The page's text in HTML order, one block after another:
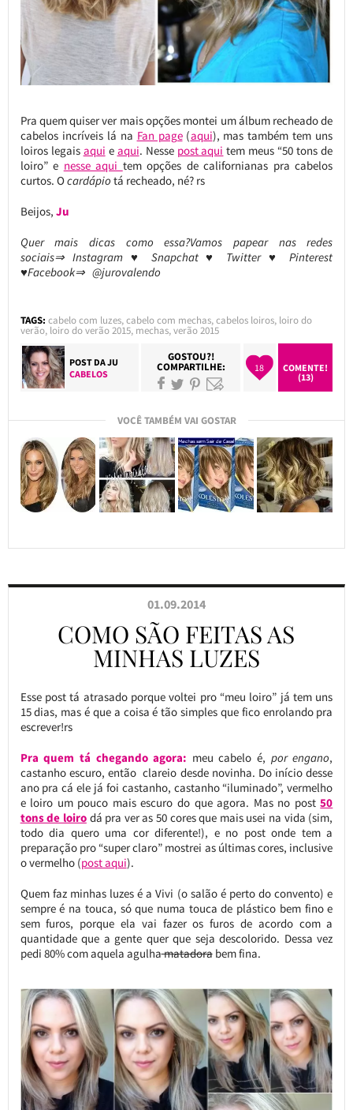
Pra quem quiser ver mais opções montei um álbum recheado de
cabelos incríveis lá na Fan page(aqui), mas também tem uns
loiros legais aqui e aqui. Nesse post aqui tem meus “50 tons de
loiro” e nesse aqui tem opções de californianas pra cabelos
curtos. Ocardápio tá recheado, né? rs
Beijos, Ju
Quer mais dicas como essa?Vamos papear nas redes
sociais⇒ Instagram ♥ Snapchat ♥ Twitter ♥ Pinterest
♥Facebook⇒ @jurovalendo
TAGS: cabelo com luzes,cabelo com mechas,cabelos loiros, loiro do
verão, loiro do verão 2015, mechas,verão 2015
POST DAJU
CABELOS
GOSTOU?!
COMPARTILHE: 18
COMENTE!
(13)
VOCÊ TAMBÉM VAI GOSTAR
01.09.2014
COMO SÃO FEITAS AS
MINHAS LUZES
Esse post tá atrasado porque voltei pro “meu loiro” já tem uns
15 dias, mas é que a coisa é tão simples que fico enrolando pra
escrever!rs
Pra quem tá chegando agora: meu cabelo é, por engano,
castanho escuro, então clareio desde novinha. Do início desse
ano pra cá ele já foi castanho, castanho “iluminado”, vermelho
e loiro um pouco mais escuro do que agora. Mas no post50
tons de loirodá pra ver as 50 cores que mais usei na vida (sim,
todo dia quero uma cor diferente!), e no post onde tem a
preparação pro “super claro” mostrei as últimas cores, inclusive
o vermelho (post aqui).
Quem faz minhas luzes é a Vivi (o salão é perto do convento) e
sempre é na touca, só que numa touca de plástico bem fino e
sem furos, porque ela vai fazer os furos de acordo com a
quantidade que a gente quer que seja descolorido. Dessa vez
pedi 80% com aquela agulhamatadorabem fina.